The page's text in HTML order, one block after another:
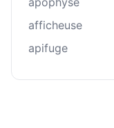
afficheuse
apifuge